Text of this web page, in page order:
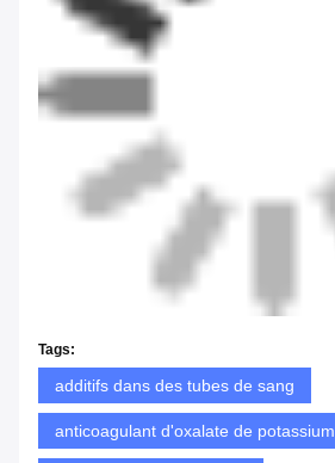
Tags:
additifs dans des tubes de sang
anticoagulant d'oxalate de potassium